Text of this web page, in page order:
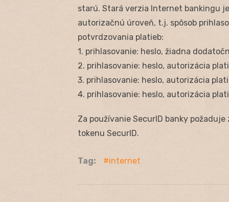
starú. Stará verzia Internet bankingu
autorizačnú úroveň, t.j. spôsob
potvrdzovania platieb:
1. prihlasovanie: heslo, žiadna
2. prihlasovanie: heslo, autorizácia
3. prihlasovanie: heslo, autorizácia
4. prihlasovanie: heslo, autorizácia
Za používanie SecurID banky
tokenu SecurID.
Tag: internet